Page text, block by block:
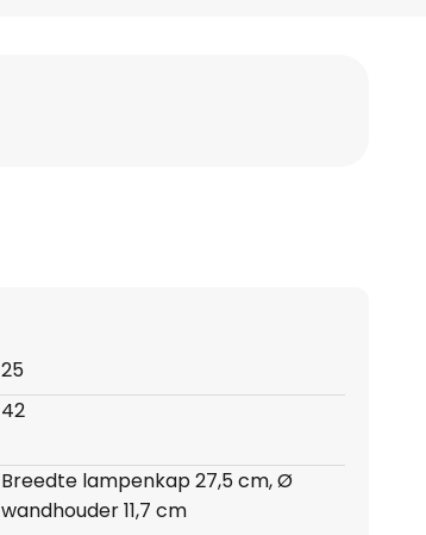
25
42
Breedte lampenkap 27,5 cm, Ø
wandhouder 11,7 cm